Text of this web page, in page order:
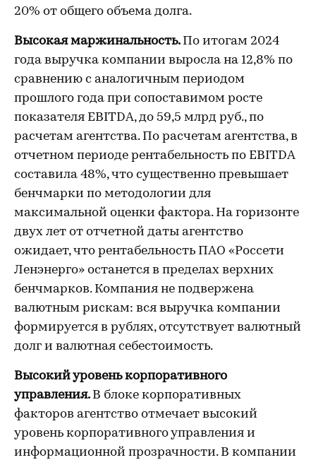
20% от общего объема долга.
Высокая маржинальность. По итогам 2024
года выручка компании выросла на 12,8% по
сравнению с аналогичным периодом
прошлого года при сопоставимом росте
показателя EBITDA, до 59,5 млрд руб., по
расчетам агентства. По расчетам агентства, в
отчетном периоде рентабельность по EBITDA
составила 48%, что существенно превышает
бенчмарки по методологии для
максимальной оценки фактора. На горизонте
двух лет от отчетной даты агентство
ожидает, что рентабельность ПАО «Россети
Ленэнерго» останется в пределах верхних
бенчмарков. Компания не подвержена
валютным рискам: вся выручка компании
формируется в рублях, отсутствует валютный
долг и валютная себестоимость.
Высокий уровень корпоративного
управления. В блоке корпоративных
факторов агентство отмечает высокий
уровень корпоративного управления и
информационной прозрачности. В компании